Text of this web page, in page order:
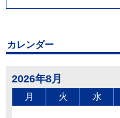
カレンダー
2026年8月
月 火 水